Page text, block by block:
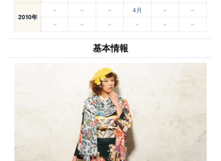
2010年
– – – 4月 –
–
–
– – – – –
基本情報